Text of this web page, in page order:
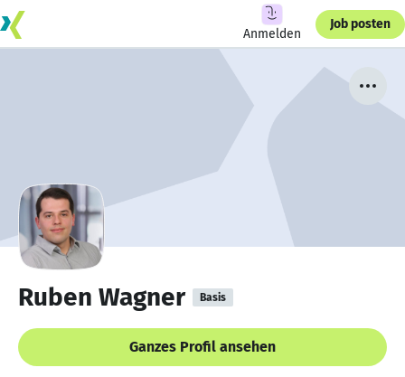
Anmelden
Job posten
Ruben Wagner Basis
Ganzes Profil ansehen